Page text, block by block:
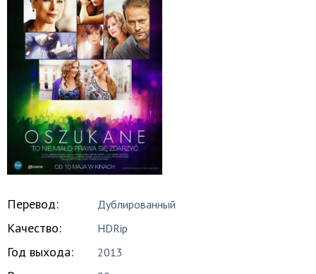
Перевод: Дублированный
Качество: HDRip
Год выхода: 2013